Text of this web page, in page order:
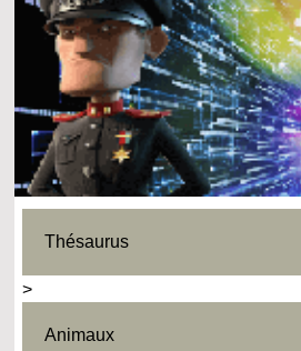
Thésaurus
>
Animaux